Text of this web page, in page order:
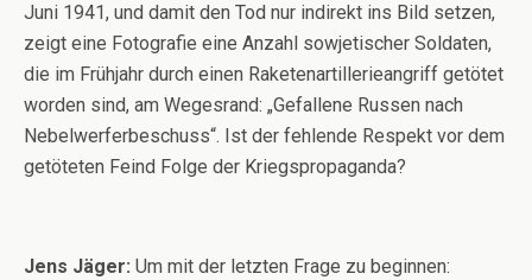
Juni 1941, und damit den Tod nur indirekt ins Bild setzen,
zeigt eine Fotografie eine Anzahl sowjetischer Soldaten,
die im Frühjahr durch einen Raketenartillerieangriff getötet
worden sind, am Wegesrand: „Gefallene Russen nach
Nebelwerferbeschuss“. Ist der fehlende Respekt vor dem
getöteten Feind Folge der Kriegspropaganda?
Jens Jäger: Um mit der letzten Frage zu beginnen: